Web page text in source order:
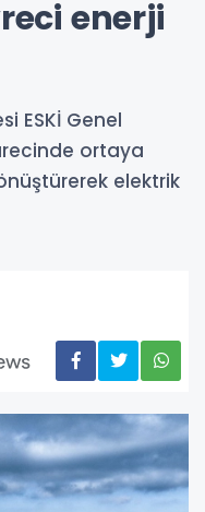
enerji
ESKİ Genel
ortaya
elektrik